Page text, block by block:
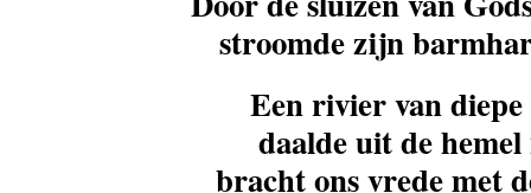
stroomde zijn
Een rivier van
daalde uit de hemel
bracht ons vrede met